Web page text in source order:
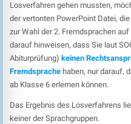
Losverfahren gehen mussten,
der vertonten PowerPoint Datei,
zur Wahl der 2. Fremdsprachen
darauf hinweisen, dass Sie laut
Abiturprüfung) keinen
Fremdsprache haben, nur darauf,
ab Klasse 6 erlernen können.
Das Ergebnis des Losverfahrens
keiner der Sprachgruppen.